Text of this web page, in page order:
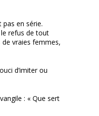
en série.
le refus de tout
de vraies femmes,
d’imiter ou
: « Que sert